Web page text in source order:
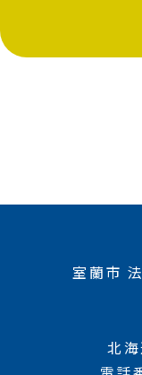
室蘭市
北